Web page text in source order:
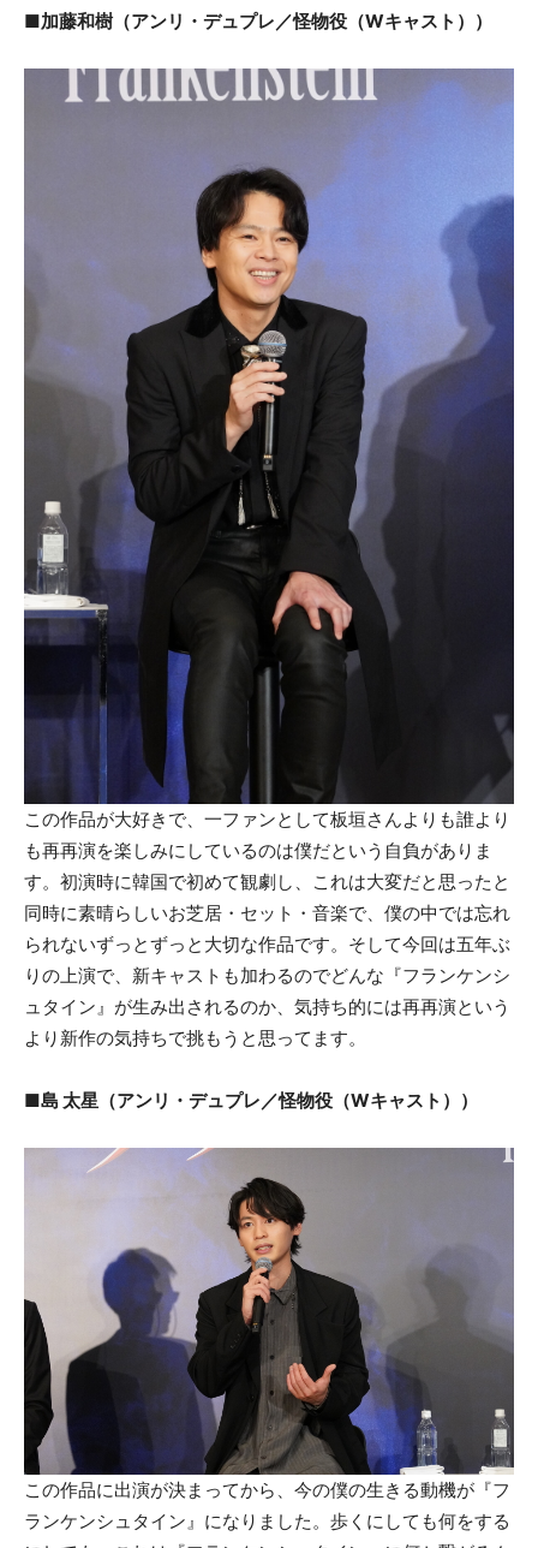
■加藤和樹（アンリ・デュプレ／怪物役（Wキャスト））
この作品が大好きで、一ファンとして板垣さんよりも誰より
も再再演を楽しみにしているのは僕だという自負がありま
す。初演時に韓国で初めて観劇し、これは大変だと思ったと
同時に素晴らしいお芝居・セット・音楽で、僕の中では忘れ
られないずっとずっと大切な作品です。そして今回は五年ぶ
りの上演で、新キャストも加わるのでどんな『フランケンシ
ュタイン』が生み出されるのか、気持ち的には再再演という
より新作の気持ちで挑もうと思ってます。
■島 太星（アンリ・デュプレ／怪物役（Wキャスト））
この作品に出演が決まってから、今の僕の生きる動機が『フ
ランケンシュタイン』になりました。歩くにしても何をする